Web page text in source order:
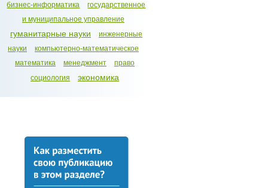
бизнес-информатика
государственное
и муниципальное управление
гуманитарные науки
инженерные
науки
компьютерно-математическое
математика
менеджмент
право
социология
экономика